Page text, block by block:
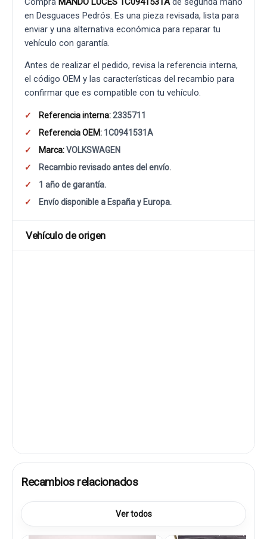
en Desguaces Pedrós. Es una pieza revisada, lista para
enviar y una alternativa económica para reparar tu
vehículo con garantía.
Antes de realizar el pedido, revisa la referencia interna,
el código OEM y las características del recambio para
confirmar que es compatible con tu vehículo.
Referencia interna:2335711
Referencia OEM: 1C0941531A
Marca:VOLKSWAGEN
Recambio revisado antes del envío.
1 año de garantía.
Envío disponible a España y Europa.
Vehículo de origen
Recambios relacionados
Ver todos